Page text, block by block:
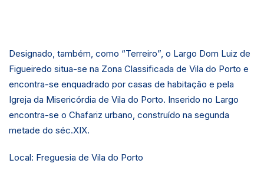
Designado, também, como “Terreiro”, o Largo Dom Luiz de
Figueiredo situa-se na Zona Classificada de Vila do Porto e
encontra-se enquadrado por casas de habitação e pela
Igreja da Misericórdia de Vila do Porto. Inserido no Largo
encontra-se o Chafariz urbano, construído na segunda
metade do séc.XIX.
Local: Freguesia de Vila do Porto